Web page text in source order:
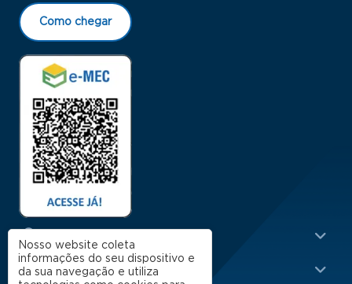
Como chegar
Menu Rodapé 1
Cursos
Escola
Nosso website coleta
informações do seu dispositivo e
da sua navegação e utiliza